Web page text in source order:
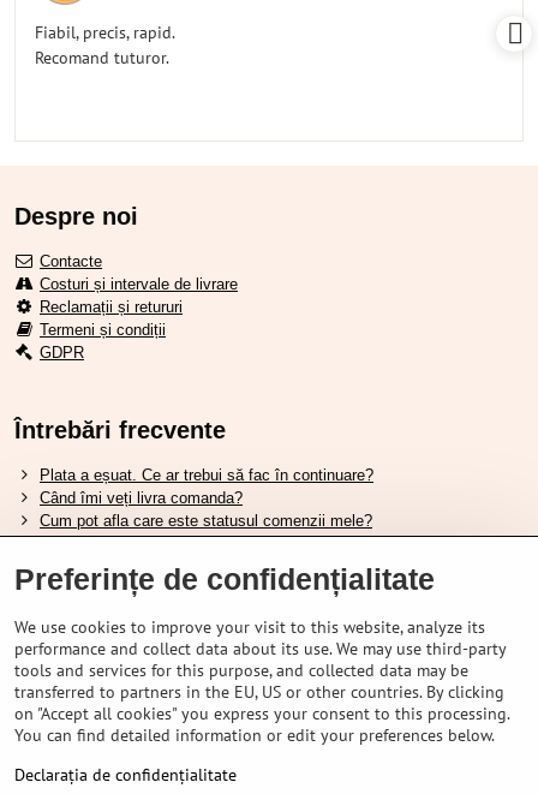
Fiabil, precis, rapid.
Recomand tuturor.
Despre noi
Contacte
Costuri și intervale de livrare
Reclamații și retururi
Termeni și condiții
GDPR
Întrebări frecvente
Plata a eșuat. Ce ar trebui să fac în continuare?
Când îmi veți livra comanda?
Cum pot afla care este statusul comenzii mele?
Vreau să îmi schimb comanda. Cum pot face asta?
Tabela de dimensiuni pentru încălțămintea Shimano.
Cum să alegi furca amortizată potrivită?
Cum să alegi mărimea potrivită a căștii?
Ghidul pentru acumulatorii Shimano.
Înțelegerea anvelopelor tubeless Schwalbe.
Preferințe de confidențialitate
We use cookies to improve your visit to this website, analyze its
performance and collect data about its use. We may use third-party
tools and services for this purpose, and collected data may be
transferred to partners in the EU, US or other countries. By clicking
on "Accept all cookies" you express your consent to this processing.
You can find detailed information or edit your preferences below.
Declarația de confidențialitate